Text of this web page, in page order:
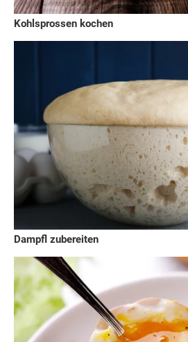
Kohlsprossen kochen
Dampfl zubereiten